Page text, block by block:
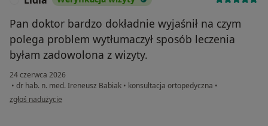
Pan doktor bardzo dokładnie wyjaśnił na czym
polega problem wytłumaczył sposób leczenia
byłam zadowolona z wizyty.
24 czerwca 2026
• dr hab. n. med. Ireneusz Babiak • konsultacja ortopedyczna •
w opinii użytkownika Lidia
zgłoś nadużycie